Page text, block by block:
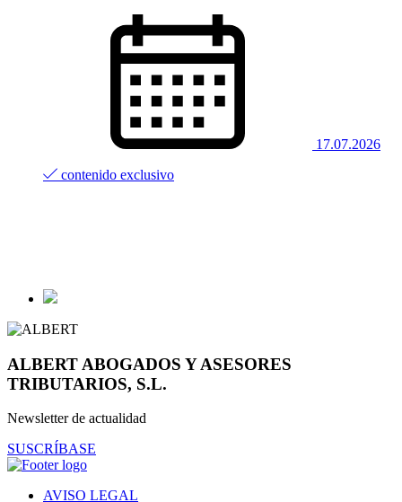
17.07.2026
contenido exclusivo
ALBERT ABOGADOS Y ASESORES
TRIBUTARIOS, S.L.
Newsletter de actualidad
SUSCRÍBASE
AVISO LEGAL